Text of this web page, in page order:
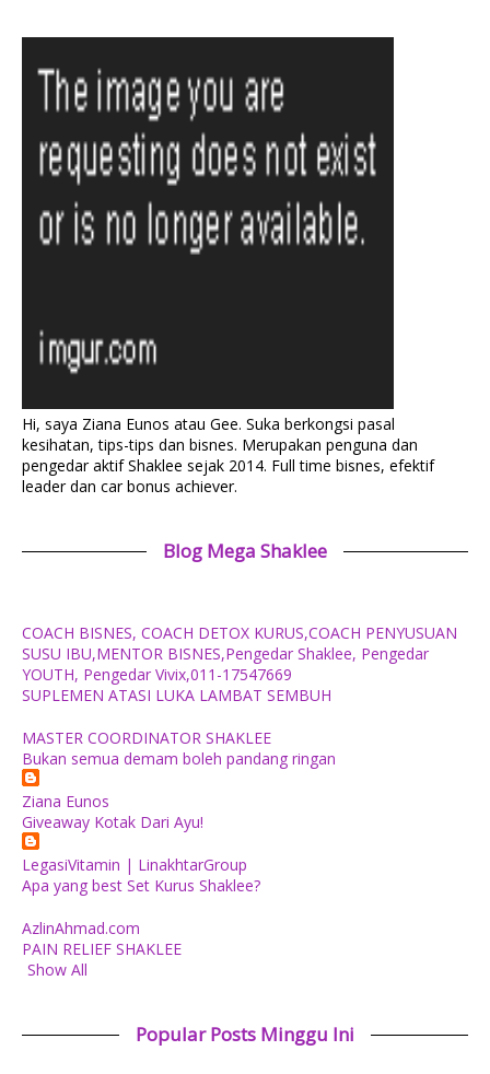
Hi, saya Ziana Eunos atau Gee. Suka berkongsi pasal
kesihatan, tips-tips dan bisnes. Merupakan penguna dan
pengedar aktif Shaklee sejak 2014. Full time bisnes, efektif
leader dan car bonus achiever.
Blog Mega Shaklee
COACH BISNES, COACH DETOX KURUS,COACH PENYUSUAN
SUSU IBU,MENTOR BISNES,Pengedar Shaklee, Pengedar
YOUTH, Pengedar Vivix,011-17547669
SUPLEMEN ATASI LUKA LAMBAT SEMBUH
MASTER COORDINATOR SHAKLEE
Bukan semua demam boleh pandang ringan
Ziana Eunos
Giveaway Kotak Dari Ayu!
LegasiVitamin | LinakhtarGroup
Apa yang best Set Kurus Shaklee?
AzlinAhmad.com
PAIN RELIEF SHAKLEE
Show All
Popular Posts Minggu Ini